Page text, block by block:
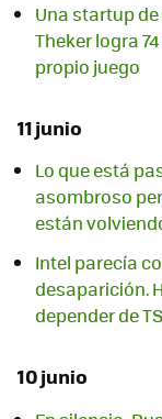
Una startup
Theker logra
propio juego
11 junio
Lo que está
asombroso
están
Intel parecía
desaparición.
depender de
10 junio